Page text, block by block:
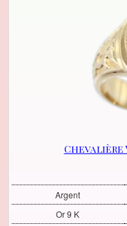
Chevalière
Argent
Or 9 K